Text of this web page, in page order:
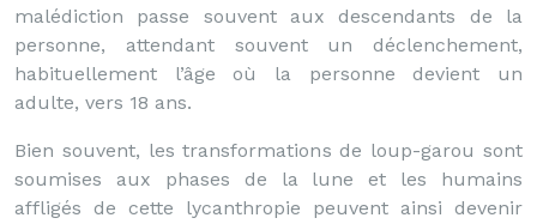
malédiction passe souvent aux descendants de la
personne, attendant souvent un déclenchement,
habituellement l’âge où la personne devient un
adulte, vers 18 ans.
Bien souvent, les transformations de loup-garou sont
soumises aux phases de la lune et les humains
affligés de cette lycanthropie peuvent ainsi devenir